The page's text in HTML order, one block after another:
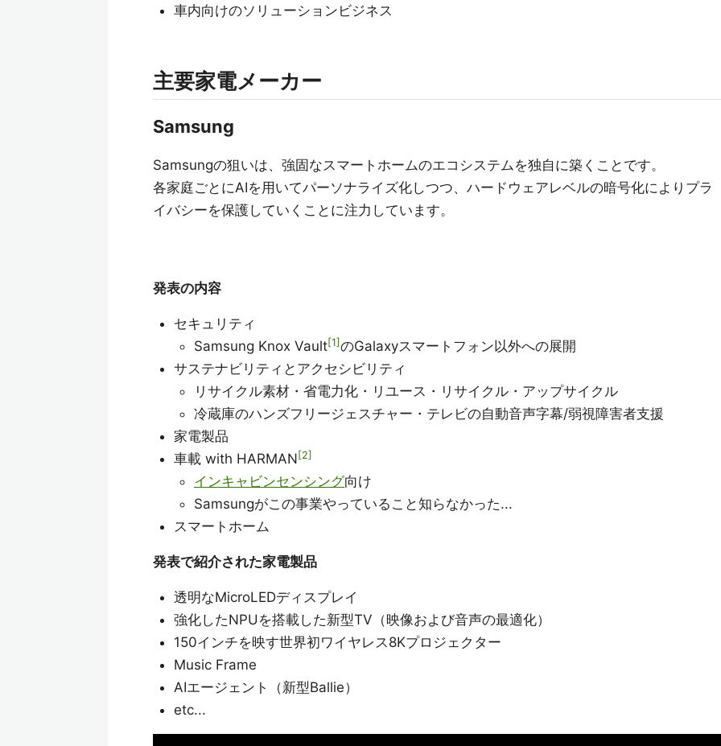
車内向けのソリューションビジネス
主要家電メーカー
Samsung
Samsungの狙いは、強固なスマートホームのエコシステムを独自に築くことです。
各家庭ごとにAIを用いてパーソナライズ化しつつ、ハードウェアレベルの暗号化によりプラ
イバシーを保護していくことに注力しています。
発表の内容
セキュリティ
Samsung Knox Vault 1 のGalaxyスマートフォン以外への展開
サステナビリティとアクセシビリティ
リサイクル素材・省電力化・リユース・リサイクル・アップサイクル
冷蔵庫のハンズフリージェスチャー・テレビの自動音声字幕/弱視障害者支援
家電製品
車載 with HARMAN 2
インキャビンセンシング向け
Samsungがこの事業やっていること知らなかった...
スマートホーム
発表で紹介された家電製品
透明なMicroLEDディスプレイ
強化したNPUを搭載した新型TV（映像および音声の最適化）
150インチを映す世界初ワイヤレス8Kプロジェクター
Music Frame
AIエージェント（新型Ballie）
etc...